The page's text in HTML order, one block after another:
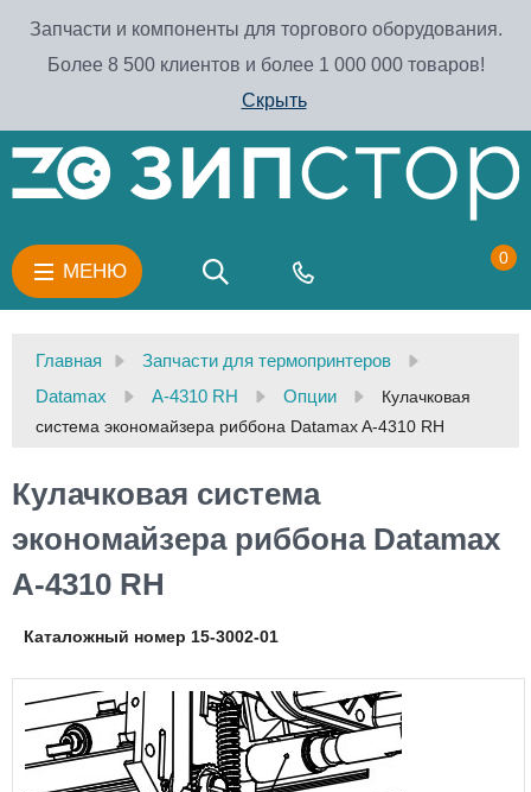
Запчасти и компоненты для торгового оборудования.
Более 8 500 клиентов и более 1 000 000 товаров!
Скрыть
МЕНЮ
0
Главная
Запчасти для термопринтеров
Datamax
A-4310 RH Опции
Кулачковая
система экономайзера риббона Datamax A-4310 RH
Кулачковая система
экономайзера риббона Datamax
A-4310 RH
Каталожный номер 15-3002-01